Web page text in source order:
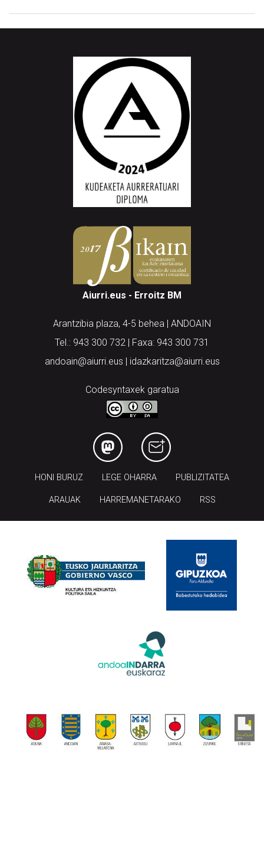
Aiurri.eus - Erroitz BM
Arantzibia plaza, 4-5 behea | ANDOAIN
Tel.: 943 300 732 | Faxa: 943 300 731
andoain@aiurri.eus | idazkaritza@aiurri.eus
Codesyntaxek garatua
HONI BURUZ LEGE OHARRA PUBLIZITATEA
ARAUAK HARREMANETARAKO RSS